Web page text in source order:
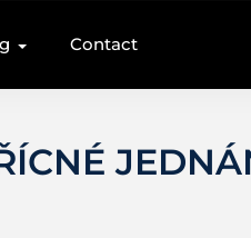
Contact